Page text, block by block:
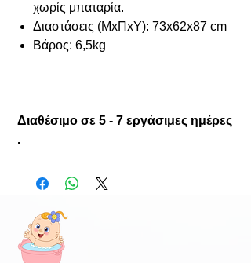
χωρίς μπαταρία.
Διαστάσεις (ΜxΠxΥ): 73x62x87 cm
Βάρος: 6,5kg
Διαθέσιμο σε 5 - 7 εργάσιμες ημέρες
.